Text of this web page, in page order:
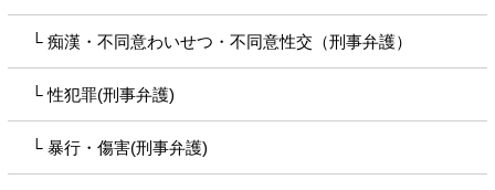
痴漢・不同意わいせつ・不同意性交（刑事弁護）
性犯罪(刑事弁護)
暴行・傷害(刑事弁護)